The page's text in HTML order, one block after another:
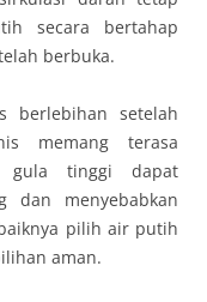
secara bertahap
berbuka.
berlebihan setelah
memang terasa
gula tinggi dapat
dan menyebabkan
pilih air putih
aman.